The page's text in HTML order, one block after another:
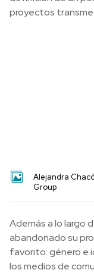
proyectos
Alejandra
Group
Además a lo largo
abandonado su
favorito: género e
los medios de